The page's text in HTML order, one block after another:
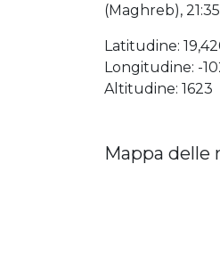
(Maghreb),
Latitudine:
Longitudine: -
Altitudine: 1623
Mappa delle